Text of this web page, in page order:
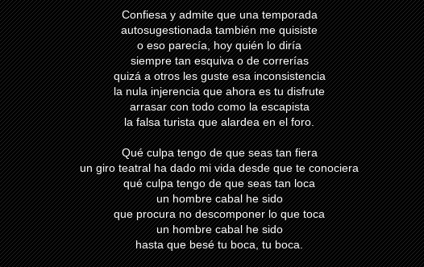
Confiesa y admite que una temporada
autosugestionada también me quisiste
o eso parecía, hoy quién lo diría
siempre tan esquiva o de correrías
quizá a otros les guste esa inconsistencia
la nula injerencia que ahora es tu disfrute
arrasar con todo como la escapista
la falsa turista que alardea en el foro.
Qué culpa tengo de que seas tan fiera
un giro teatral ha dado mi vida desde que te conociera
qué culpa tengo de que seas tan loca
un hombre cabal he sido
que procura no descomponer lo que toca
un hombre cabal he sido
hasta que besé tu boca, tu boca.